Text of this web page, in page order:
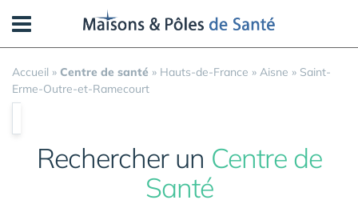
Accueil » Centre de santé » Hauts-de-France » Aisne » Saint-
Erme-Outre-et-Ramecourt
Rechercher un Centre de
Santé
Panneau de gestion des cookies